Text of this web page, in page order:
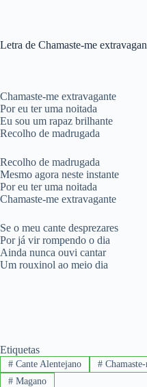
Letra de Chamaste-me
Chamaste-me extravagante
Por eu ter uma noitada
Eu sou um rapaz brilhante
Recolho de madrugada
Recolho de madrugada
Mesmo agora neste instante
Por eu ter uma noitada
Chamaste-me extravagante
Se o meu cante desprezares
Por já vir rompendo o dia
Ainda nunca ouvi cantar
Um rouxinol ao meio dia
Etiquetas
#Cante Alentejano #Chamaste-
#Magano